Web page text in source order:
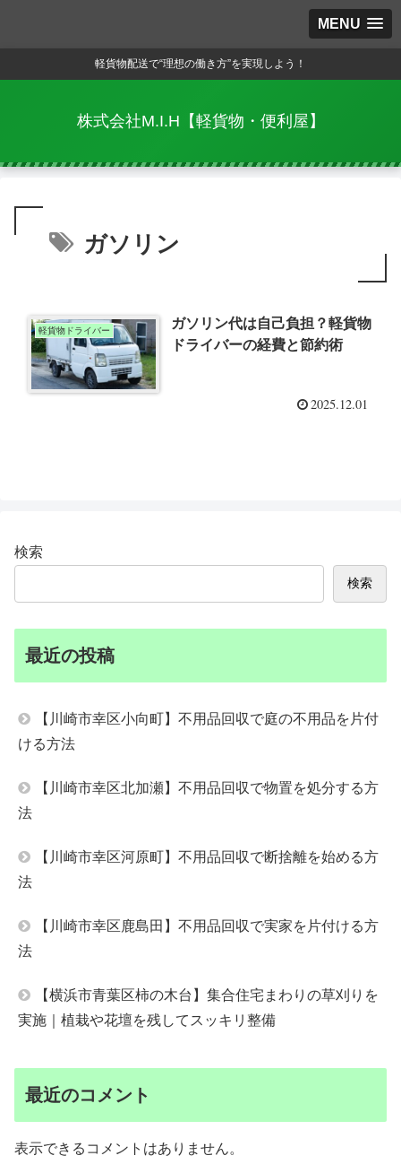
MENU
軽貨物配送で“理想の働き方”を実現しよう！
株式会社M.I.H【軽貨物・便利屋】
ガソリン
軽貨物ドライバー
ガソリン代は自己負担？軽貨物
ドライバーの経費と節約術
2025.12.01
検索
検索
最近の投稿
【川崎市幸区小向町】不用品回収で庭の不用品を片付
ける方法
【川崎市幸区北加瀬】不用品回収で物置を処分する方
法
【川崎市幸区河原町】不用品回収で断捨離を始める方
法
【川崎市幸区鹿島田】不用品回収で実家を片付ける方
法
【横浜市青葉区柿の木台】集合住宅まわりの草刈りを
実施｜植栽や花壇を残してスッキリ整備
最近のコメント
表示できるコメントはありません。